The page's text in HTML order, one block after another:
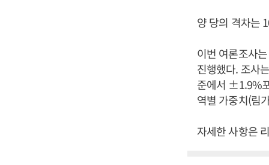
양 당의 격차는
이번 여론조사
진행했다. 조사
준에서 ±1.9%
역별 가중치(림
자세한 사항은